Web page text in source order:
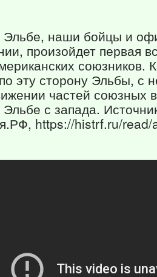
Эльбе, наши бойцы и
произойдет первая
союзников.
эту сторону Эльбы, с
частей союзных
Эльбе с запада.
https://histrf.ru/